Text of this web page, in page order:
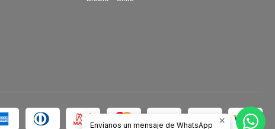
Envíanos un mensaje de WhatsApp